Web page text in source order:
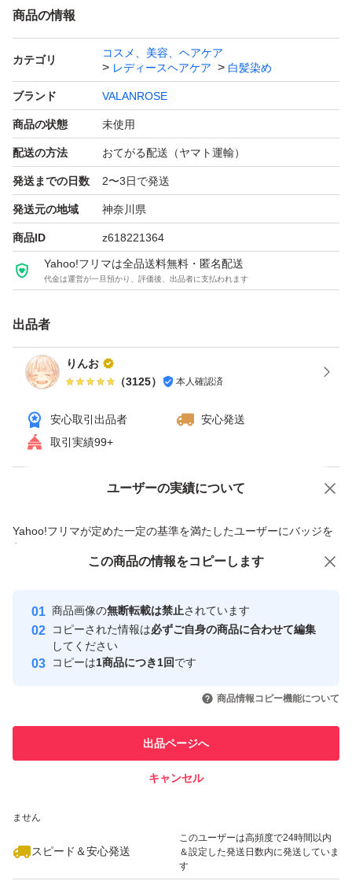
商品の情報
カテゴリ
コスメ、美容、ヘアケア
レディースヘアケア
白髪染め
ブランド VALANROSE
商品の状態 未使用
配送の方法 おてがる配送（ヤマト運輸）
発送までの日数 2〜3日で発送
発送元の地域 神奈川県
商品ID z618221364
Yahoo!フリマは全品送料無料・匿名配送
代金は運営が一旦預かり、評価後、出品者に支払われます
出品者
りんお
（3125） 本人確認済
安心取引出品者
安心発送
取引実績99+
ユーザーの実績について
Yahoo!フリマが定めた一定の基準を満たしたユーザーにバッジを
付与しています
安心取引出品者
心・安全なユーザーです
取引実績
引を完了させた実績があります
での取引実績があります
ません
スピード＆安心発送
このユーザーは高頻度で24時間以内
＆設定した発送日数内に発送していま
す
価格の相談 商品への質問
この商品の情報をコピーします
商品画像の無断転載は禁止されています
コピーされた情報は必ずご自身の商品に合わせて編集
してください
コピーは1商品につき1回です
商品情報コピー機能について
出品ページへ
キャンセル
この商品をみている人にオススメ